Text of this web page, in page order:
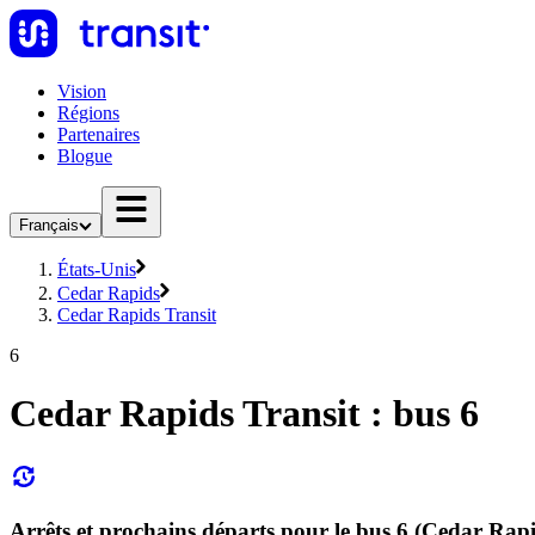
Vision
Régions
Partenaires
Blogue
Français
États-Unis
Cedar Rapids
Cedar Rapids Transit
6
Cedar Rapids Transit : bus 6